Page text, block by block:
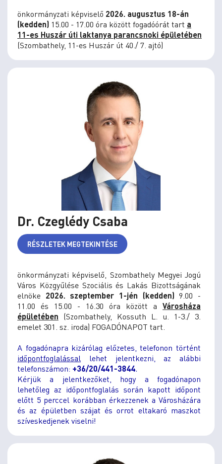
önkormányzati képviselő 2026. augusztus 18-án
(kedden) 15.00 - 17.00 óra között fogadóórát tart a
11-es Huszár úti laktanya parancsnoki épületében
(Szombathely, 11-es Huszár út 40./ 7. ajtó)
Dr. Czeglédy Csaba
RÉSZLETEK MEGTEKINTÉSE
önkormányzati képviselő, Szombathely Megyei Jogú
Város Közgyűlése Szociális és Lakás Bizottságának
elnöke 2026. szeptember 1-jén (kedden)9.00 -
11.00 és 15.00 - 16.30 óra között a Városháza
épületében (Szombathely, Kossuth L. u. 1-3./ 3.
emelet 301. sz. iroda) FOGADÓNAPOT tart.
A fogadónapra kizárólag előzetes, telefonon történt
időpontfoglalással lehet jelentkezni, az alábbi
telefonszámon: +36/20/441-3844.
Kérjük a jelentkezőket, hogy a fogadónapon
lehetőleg az időpontfoglalás során kapott időpont
előtt 5 perccel korábban érkezzenek a Városházára
és az épületben szájat és orrot eltakaró maszkot
szíveskedjenek viselni!